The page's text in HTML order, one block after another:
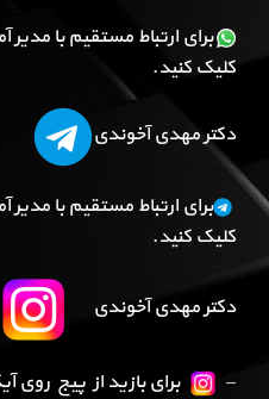
برای ارتباط مستقیم با
کلیک کنید.
دکتر مهدی آخوندی
برای ارتباط مستقیم با
کلیک کنید.
دکتر مهدی آخوندی
– برای بازید از پیج روی